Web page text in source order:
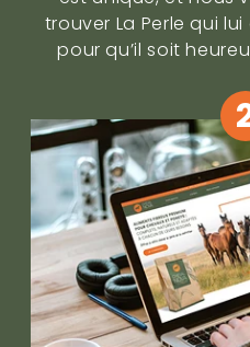
trouver La Perle qui
pour qu’il soit